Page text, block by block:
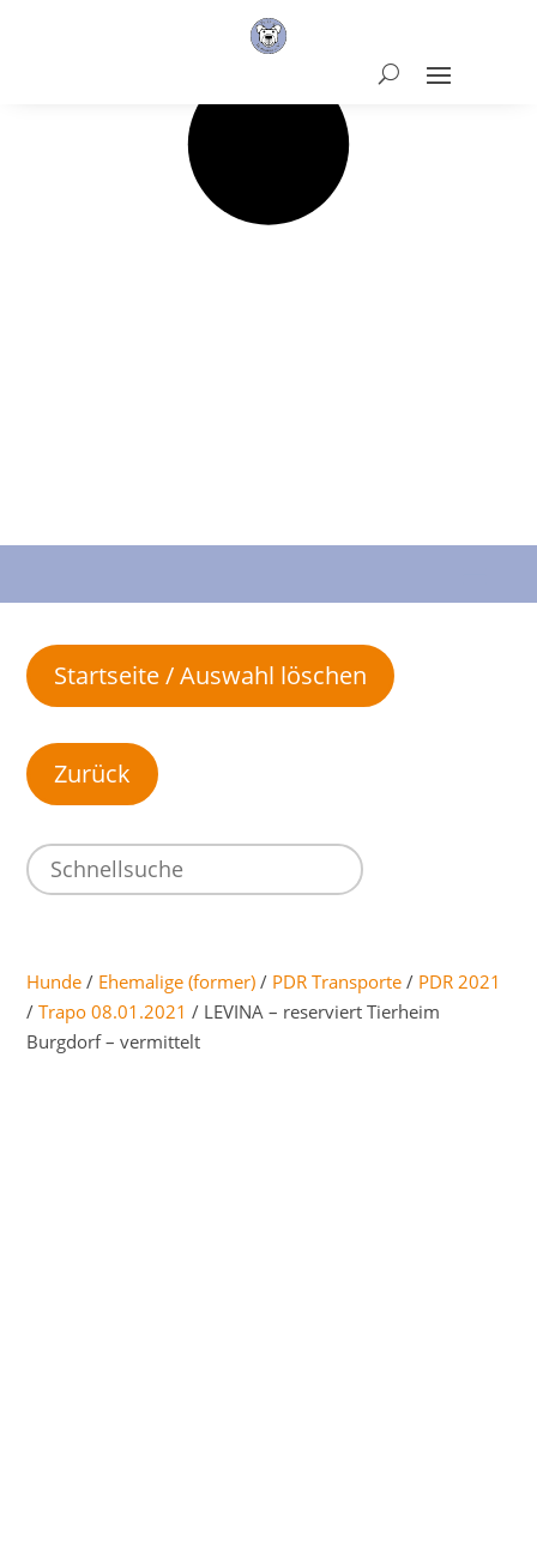
Startseite / Auswahl löschen
Hunde / Ehemalige (former) / PDR Transporte / PDR 2021
/Trapo 08.01.2021 / LEVINA – reserviert Tierheim
Burgdorf – vermittelt